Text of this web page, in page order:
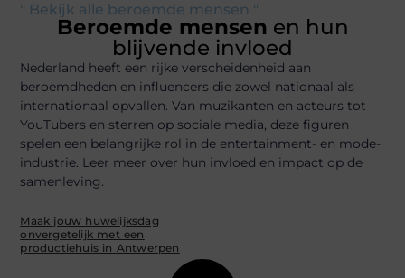
" Bekijk alle beroemde mensen "
Beroemde mensen en hun
blijvende invloed
Nederland heeft een rijke verscheidenheid aan
beroemdheden en influencers die zowel nationaal als
internationaal opvallen. Van muzikanten en acteurs tot
YouTubers en sterren op sociale media, deze figuren
spelen een belangrijke rol in de entertainment- en mode-
industrie. Leer meer over hun invloed en impact op de
samenleving.
Maak jouw huwelijksdag
onvergetelijk met een
productiehuis in Antwerpen